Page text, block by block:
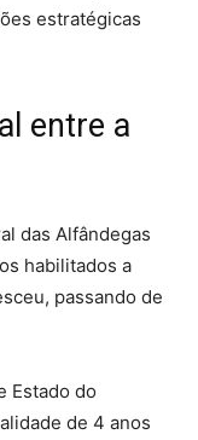
estratégicas
entre a
das Alfândegas
habilitados a
passando de
Estado do
de 4 anos